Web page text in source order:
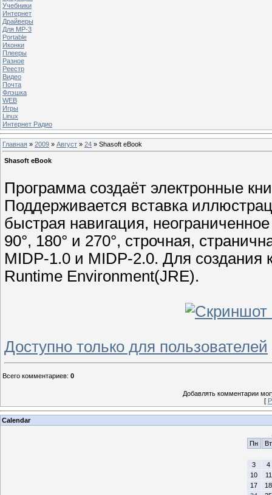
Учебники
Интернет
Драйверы
Для MP-3
Portable
Иконки
Плееры
Разное
Реестр
Видео
Почта
Флэшка
WEB
Игры
Linux
Интернет Радио
Главная » 2009 » Август » 24 » Shasoft eBook
Shasoft eBook
Программа создаёт электронные
Поддерживается вставка
быстрая навигация,
90°, 180° и 270°, строчная,
MIDP-1.0 и MIDP-2.0. Для создания
Runtime Environment(JRE).
Доступно только для пользователей
Всего комментариев: 0
Добавлять комментарии
[
Calendar
Пн
Вт
3
4
10
11
17
18